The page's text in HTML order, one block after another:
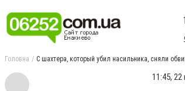
Головна С шахтера, который убил насильника, сняли
11:45, 22